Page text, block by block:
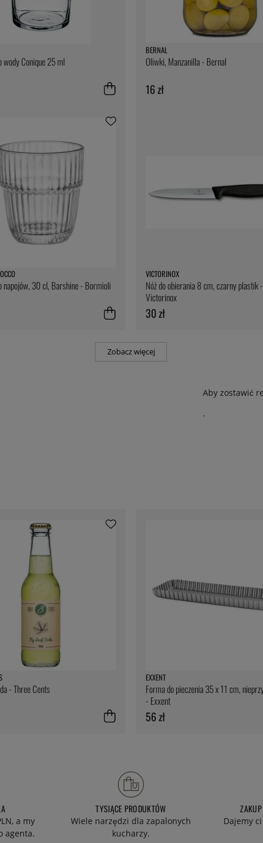
wody Conique 25 ml
BERNAL
Oliwki, Manzanilla - Bernal
16 zł
napojów, 30 cl, Barshine - Bormioli
VICTORINOX
Nóż do obierania 8 cm, czarny plastik -
Victorinox
30 zł
Zobacz więcej
Aby zostawić
.
- Three Cents
EXXENT
Forma do pieczenia 35 x 11 cm,
- Exxent
56 zł
a my
agenta.
TYSIĄCE PRODUKTÓW
Wiele narzędzi dla zapalonych
kucharzy.
Dajemy